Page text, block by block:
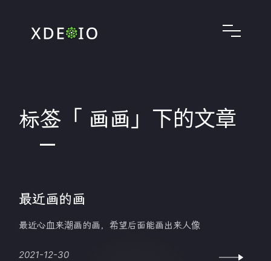
标签「 画画」下的文章
最近画的画
最近心血来潮画的画，希望后面能画出来人像
2021-12-30